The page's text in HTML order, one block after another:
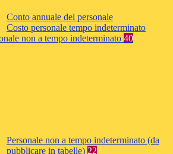
Conto annuale del personale
Costo personale tempo indeterminato
non a tempo indeterminato 40
Personale non a tempo indeterminato (da
pubblicare in tabelle) 22